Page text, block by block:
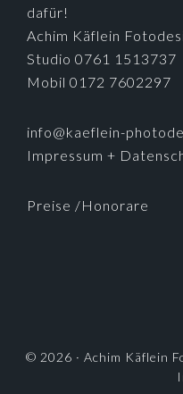
dafür!
Achim Käflein
Studio 0761 1513737
Mobil 0172 7602297
info@kaeflein-
Impressum +
Preise /Honorare
© 2026 · Achim Käflein